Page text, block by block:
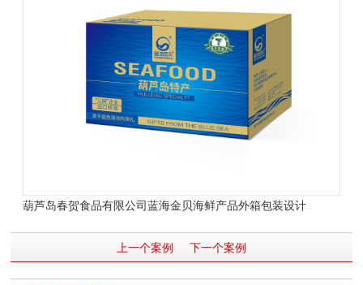
葫芦岛春贺食品有限公司蓝海金贝海鲜产品外箱包装设计
上一个案例 下一个案例